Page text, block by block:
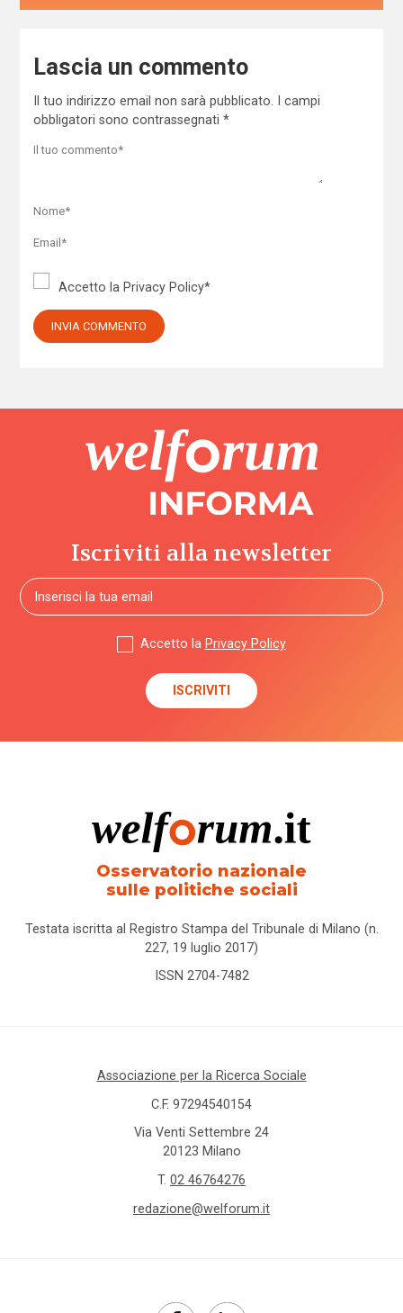
Lascia un commento
Il tuo indirizzo email non sarà pubblicato.
I campi
obbligatori sono contrassegnati *
Accetto la Privacy Policy*
Iscriviti alla newsletter
Accetto la Privacy Policy
Osservatorio nazionale
sulle politiche sociali
Testata iscritta al Registro Stampa del Tribunale di Milano (n.
227, 19 luglio 2017)
ISSN 2704-7482
Associazione per la Ricerca Sociale
C.F. 97294540154
Via Venti Settembre 24
20123 Milano
T. 02 46764276
redazione@welforum.it